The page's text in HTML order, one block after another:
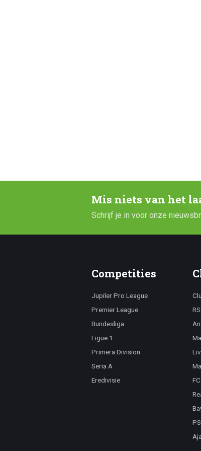
Mis niets van het
Schrijf je in voor onze
Competities
Jupiler Pro League
Premier League
Bundesliga
Ligue 1
Primera Division
Seria A
Eredivisie